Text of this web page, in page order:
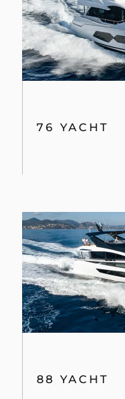
76 YACHT
88 YACHT